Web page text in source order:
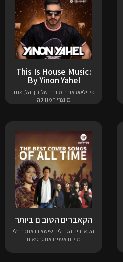
This Is House Music:
By Yinon Yahel
פלייליסט אורח מיוחד של ינון יהל, אחד
מיוצרי המוזיקה
הקאברים הטובים ביותר
הקאברים הגדולים שישאירו אתכם בלי
מילים אספנו את גרסאות